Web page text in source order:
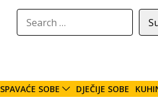
SPAVAĆE SOBE DJEČIJE SOBE